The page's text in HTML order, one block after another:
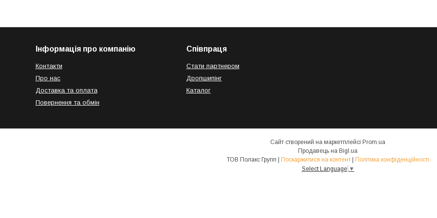
Інформація про компанію
Контакти
Про нас
Доставка та оплата
Повернення та обмін
Співпраця
Стати партнером
Дропшипінг
Каталог
Сайт створений на маркетплейсі Prom.ua
Продавець на Bigl.ua
ТОВ Полакс Групп | Поскаржитися на контент | Політика конфіденційності
Select Language ▼